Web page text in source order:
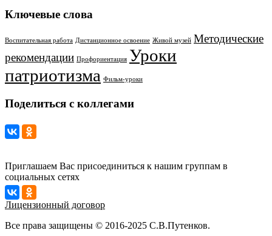
Ключевые слова
Воспитательная работа Дистанционное освоение Живой музей Методические
рекомендации Профориентация Уроки
патриотизма Фильм-уроки
Поделиться с коллегами
Приглашаем Вас присоединиться к нашим группам в
социальных сетях
Лицензионный договор
Все права защищены © 2016-2025 С.В.Путенков.